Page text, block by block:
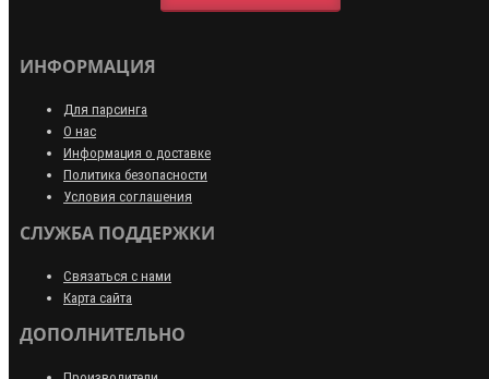
ИНФОРМАЦИЯ
Для парсинга
О нас
Информация о доставке
Политика безопасности
Условия соглашения
СЛУЖБА ПОДДЕРЖКИ
Связаться с нами
Карта сайта
ДОПОЛНИТЕЛЬНО